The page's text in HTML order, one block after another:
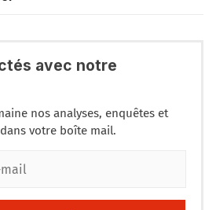
avec notre
nos analyses, enquêtes et
votre boîte mail.